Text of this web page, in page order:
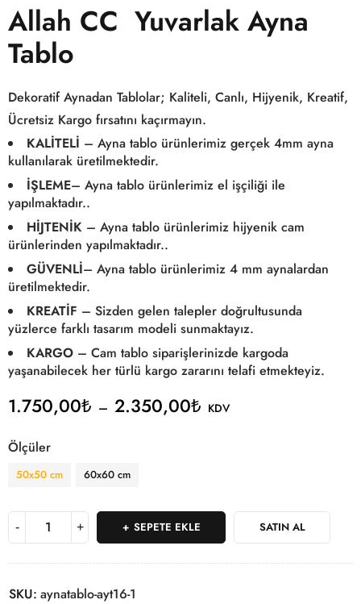
Allah CC Yuvarlak Ayna
Tablo
Dekoratif Aynadan Tablolar; Kaliteli, Canlı, Hijyenik, Kreatif,
Ücretsiz Kargo fırsatını kaçırmayın.
KALİTELİ – Ayna tablo ürünlerimiz gerçek 4mm ayna
kullanılarak üretilmektedir.
İŞLEME– Ayna tablo ürünlerimiz el işçiliği ile
yapılmaktadır..
HİJTENİK – Ayna tablo ürünlerimiz hijyenik cam
ürünlerinden yapılmaktadır..
GÜVENLİ– Ayna tablo ürünlerimiz 4 mm aynalardan
üretilmektedir.
KREATİF – Sizden gelen talepler doğrultusunda
yüzlerce farklı tasarım modeli sunmaktayız.
KARGO – Cam tablo siparişlerinizde kargoda
yaşanabilecek her türlü kargo zararını telafi etmekteyiz.
1.750,00₺ – 2.350,00₺ KDV
Ölçüler
50x50 cm 60x60 cm
SEPETE EKLE SATIN AL
SKU: aynatablo-ayt16-1